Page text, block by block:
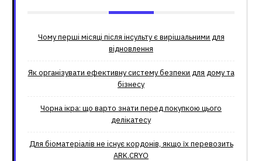
Чому перші місяці після інсульту є вирішальними для
відновлення
Як організувати ефективну систему безпеки для дому та
бізнесу
Чорна ікра: що варто знати перед покупкою цього
делікатесу
Для біоматеріалів не існує кордонів, якщо їх перевозить
ARK.CRYO